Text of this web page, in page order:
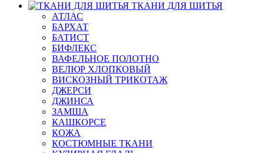
ТКАНИ ДЛЯ ШИТЬЯ
АТЛАС
БАРХАТ
БАТИСТ
БИФЛЕКС
ВАФЕЛЬНОЕ ПОЛОТНО
ВЕЛЮР ХЛОПКОВЫЙ
ВИСКОЗНЫЙ ТРИКОТАЖ
ДЖЕРСИ
ДЖИНСА
ЗАМША
КАШКОРСЕ
КОЖА
КОСТЮМНЫЕ ТКАНИ